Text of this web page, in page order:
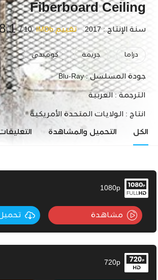
Fiberboard Ceiling
سنة الإنتاج : 2017 تقييم IMDb 10 /
دراما جريمة كوميدي
جودة المسلسل :Blu-Ray
الترجمة : العربية
انتاج : الولايات المتحدة الأمريكية
الكل التحميل والمشاهدة
1080p
مشاهدة
720p